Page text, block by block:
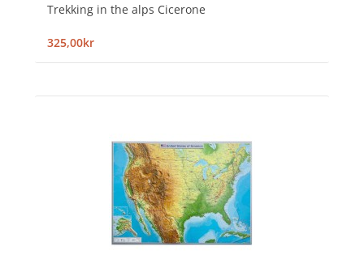
Trekking in the alps Cicerone
325,00kr